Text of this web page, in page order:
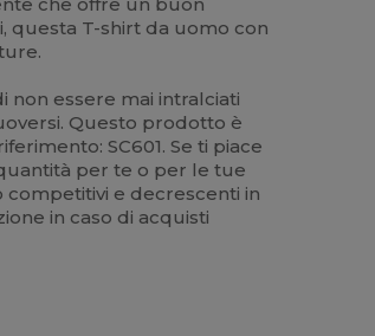
questa T-shirt da uomo con
essere mai intralciati
Questo prodotto è
SC601. Se ti piace
per te o per le tue
competitivi e decrescenti in
in caso di acquisti